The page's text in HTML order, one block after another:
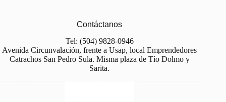
Contáctanos
Tel: (504) 9828-0946
Avenida Circunvalación, frente a Usap, local Emprendedores
Catrachos San Pedro Sula. Misma plaza de Tío Dolmo y
Sarita.